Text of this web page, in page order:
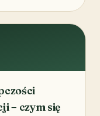
– czym się